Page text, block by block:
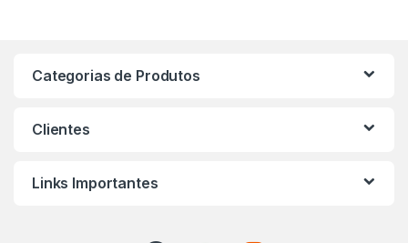
Categorias de Produtos
Clientes
Links Importantes